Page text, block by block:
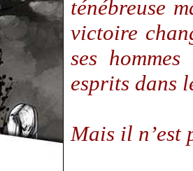
ténébreuse
victoire
ses
esprits dans
Mais il n’est